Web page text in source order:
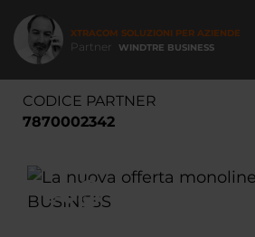
contenuto
principale
XTRACOM SOLUZIONI PER AZIENDE
Partner WINDTRE BUSINESS
CODICE PARTNER
7870002342
NAVIGAZIONE
PRINCIPALE